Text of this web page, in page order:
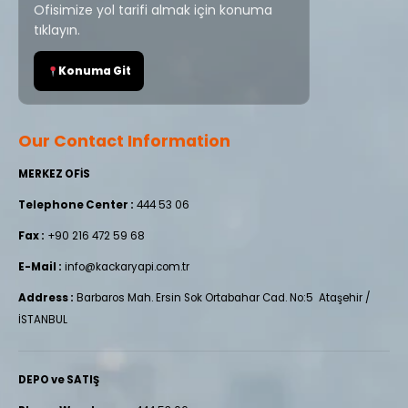
Ofisimize yol tarifi almak için konuma
tıklayın.
Konuma Git
Our Contact Information
MERKEZ OFİS
Telephone Center : 444 53 06
Fax : +90 216 472 59 68
E-Mail : info@kackaryapi.com.tr
Address : Barbaros Mah. Ersin Sok Ortabahar Cad. No:5 Ataşehir /
İSTANBUL
DEPO ve SATIŞ